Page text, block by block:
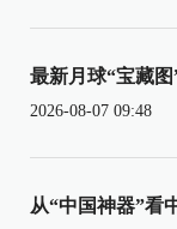
最新月球“宝藏
2026-08-07 09:48
从“中国神器”看